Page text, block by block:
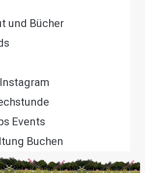
und Bücher
Events
Buchen